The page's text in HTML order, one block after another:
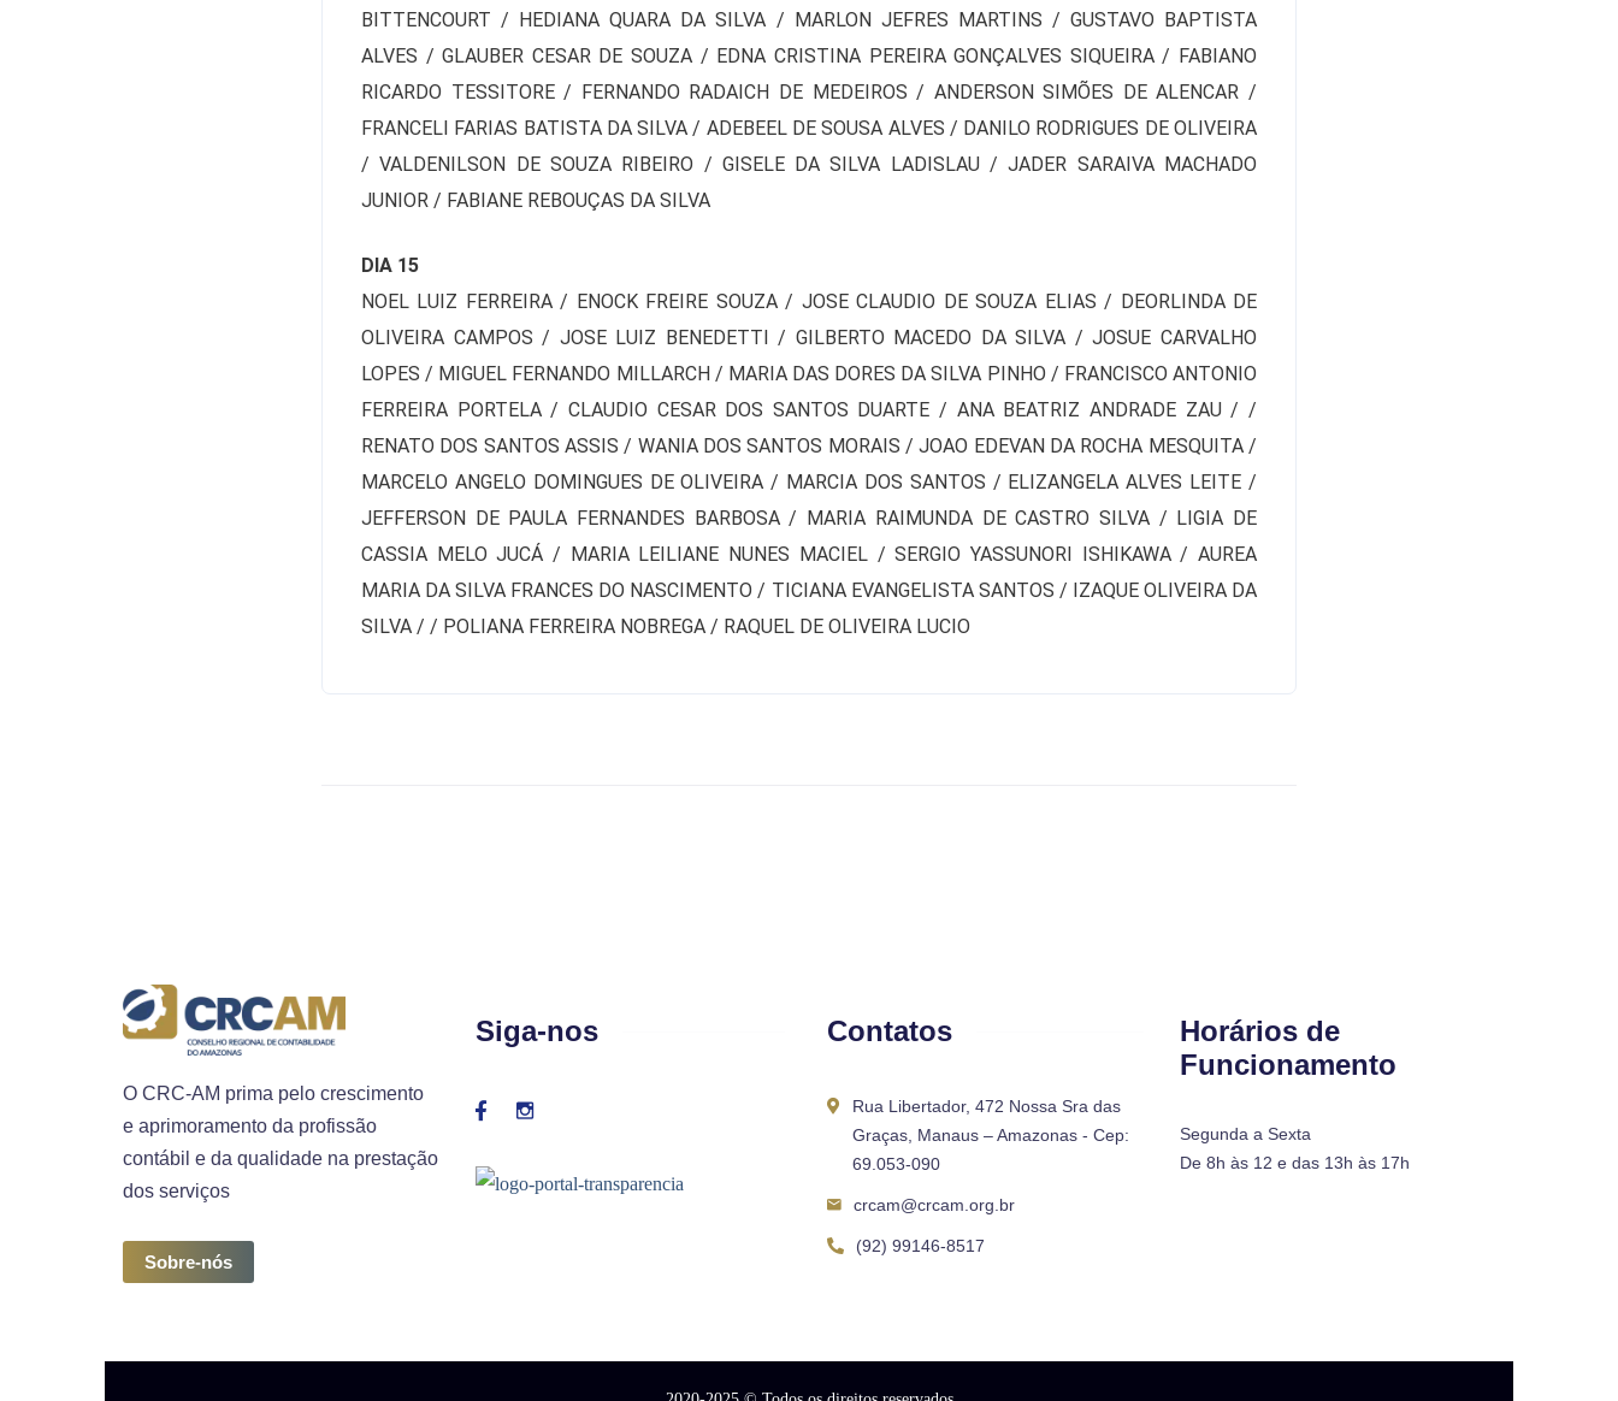
BITTENCOURT / HEDIANA QUARA DA SILVA / MARLON JEFRES MARTINS / GUSTAVO BAPTISTA
ALVES / GLAUBER CESAR DE SOUZA / EDNA CRISTINA PEREIRA GONÇALVES SIQUEIRA / FABIANO
RICARDO TESSITORE / FERNANDO RADAICH DE MEDEIROS / ANDERSON SIMÕES DE ALENCAR /
FRANCELI FARIAS BATISTA DA SILVA / ADEBEEL DE SOUSA ALVES / DANILO RODRIGUES DE OLIVEIRA
/ VALDENILSON DE SOUZA RIBEIRO / GISELE DA SILVA LADISLAU / JADER SARAIVA MACHADO
JUNIOR / FABIANE REBOUÇAS DA SILVA
DIA 15
NOEL LUIZ FERREIRA / ENOCK FREIRE SOUZA / JOSE CLAUDIO DE SOUZA ELIAS / DEORLINDA DE
OLIVEIRA CAMPOS / JOSE LUIZ BENEDETTI / GILBERTO MACEDO DA SILVA / JOSUE CARVALHO
LOPES / MIGUEL FERNANDO MILLARCH / MARIA DAS DORES DA SILVA PINHO / FRANCISCO ANTONIO
FERREIRA PORTELA / CLAUDIO CESAR DOS SANTOS DUARTE / ANA BEATRIZ ANDRADE ZAU / /
RENATO DOS SANTOS ASSIS / WANIA DOS SANTOS MORAIS / JOAO EDEVAN DA ROCHA MESQUITA /
MARCELO ANGELO DOMINGUES DE OLIVEIRA / MARCIA DOS SANTOS / ELIZANGELA ALVES LEITE /
JEFFERSON DE PAULA FERNANDES BARBOSA / MARIA RAIMUNDA DE CASTRO SILVA / LIGIA DE
CASSIA MELO JUCÁ / MARIA LEILIANE NUNES MACIEL / SERGIO YASSUNORI ISHIKAWA / AUREA
MARIA DA SILVA FRANCES DO NASCIMENTO / TICIANA EVANGELISTA SANTOS / IZAQUE OLIVEIRA DA
SILVA / / POLIANA FERREIRA NOBREGA / RAQUEL DE OLIVEIRA LUCIO
O CRC-AM prima pelo crescimento
e aprimoramento da profissão
contábil e da qualidade na prestação
dos serviços
Sobre-nós
Siga-nos Contatos
Rua Libertador, 472 Nossa Sra das
Graças, Manaus – Amazonas - Cep:
69.053-090
crcam@crcam.org.br
(92) 99146-8517
Horários de
Funcionamento
Segunda a Sexta
De 8h às 12 e das 13h às 17h